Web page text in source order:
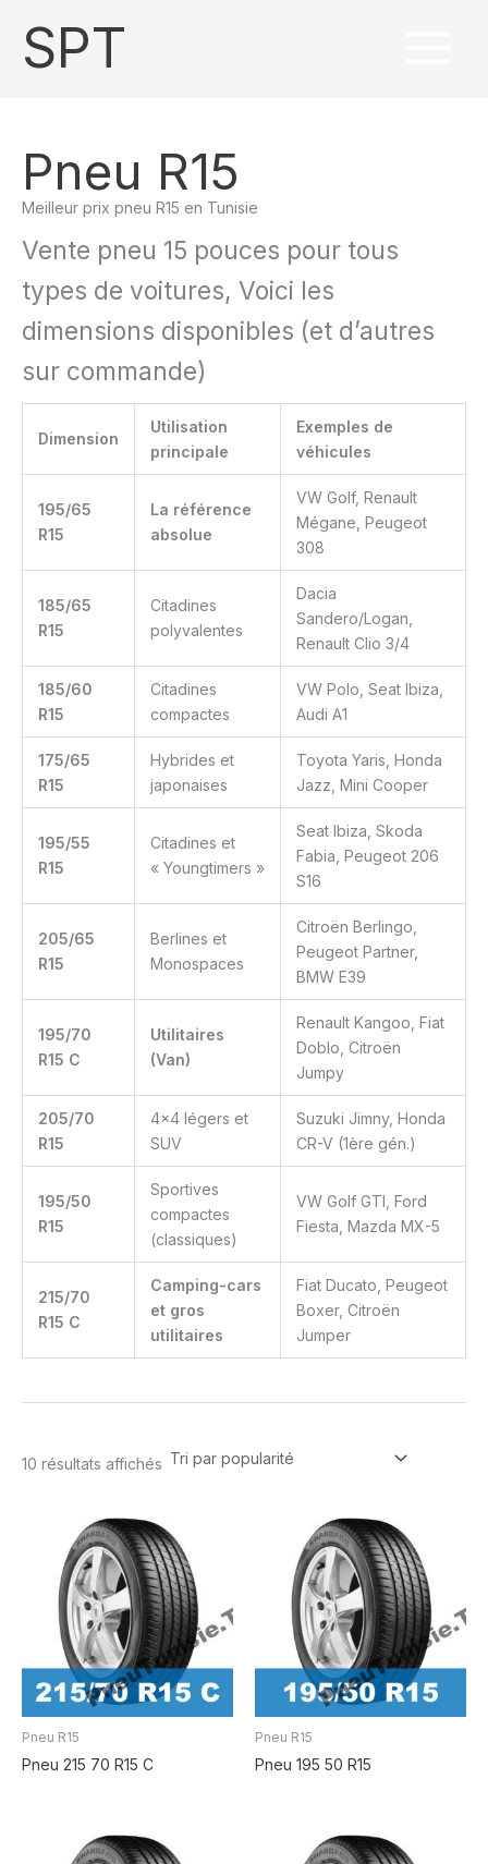
contenuSPT
e
e
r
Pneu R15
Meilleur prix pneu R15 en Tunisie
Vente pneu 15 pouces pour tous
types de voitures, Voici les
dimensions disponibles (et d’autres
sur commande)
Dimension
Utilisation
principale
Exemples de
véhicules
195/65
R15
La référence
absolue
VW Golf, Renault
Mégane, Peugeot
308
185/65
R15
Citadines
polyvalentes
Dacia
Sandero/Logan,
Renault Clio 3/4
185/60
R15
Citadines
compactes
VW Polo, Seat Ibiza,
Audi A1
175/65
R15
Hybrides et
japonaises
Toyota Yaris, Honda
Jazz, Mini Cooper
195/55
R15
Citadines et
« Youngtimers »
Seat Ibiza, Skoda
Fabia, Peugeot 206
S16
205/65
R15
Berlines et
Monospaces
Citroën Berlingo,
Peugeot Partner,
BMW E39
195/70
R15 C
Utilitaires
(Van)
Renault Kangoo, Fiat
Doblo, Citroën
Jumpy
205/70
R15
4×4 légers et
SUV
Suzuki Jimny, Honda
CR-V (1ère gén.)
195/50
R15
Sportives
compactes
(classiques)
VW Golf GTI, Ford
Fiesta, Mazda MX-5
215/70
R15 C
Camping-cars
et gros
utilitaires
Fiat Ducato, Peugeot
Boxer, Citroën
Jumper
10 résultats affichés
Pneu R15
Pneu 215 70 R15 C
Pneu R15
Pneu 195 50 R15